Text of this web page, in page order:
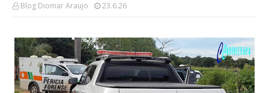
Blog Diomar Araujo 23.6.26